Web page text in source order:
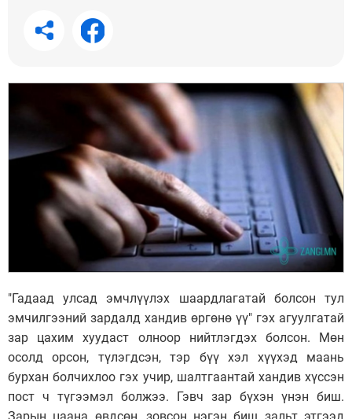
"Гадаад улсад эмчлүүлэх шаардлагатай болсон тул
эмчилгээний зардалд хандив өргөнө үү" гэх агуулгатай
зар цахим хуудаст олноор нийтлэгдэх болсон. Мөн
осолд орсон, түлэгдсэн, тэр бүү хэл хүүхэд маань
бурхан болчихлоо гэх учир, шалтгаантай хандив хүссэн
пост ч түгээмэл болжээ. Гэвч зар бүхэн үнэн биш.
Зарын цаана өвдсөн, зовсон нэгэн биш зальт этгээд